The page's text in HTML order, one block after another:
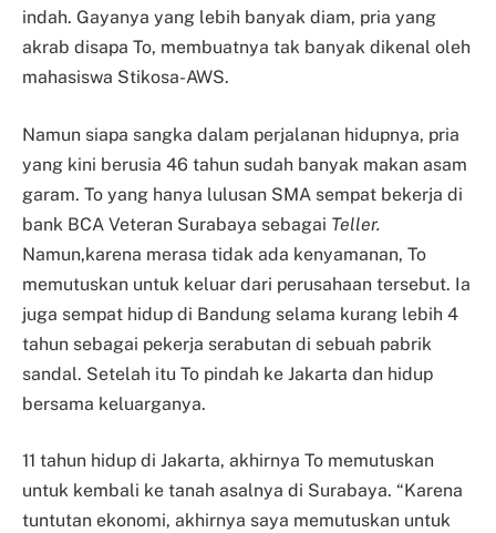
indah. Gayanya yang lebih banyak diam, pria yang
akrab disapa To, membuatnya tak banyak dikenal oleh
mahasiswa Stikosa-AWS.
Namun siapa sangka dalam perjalanan hidupnya, pria
yang kini berusia 46 tahun sudah banyak makan asam
garam. To yang hanya lulusan SMA sempat bekerja di
bank BCA Veteran Surabaya sebagai Teller.
Namun,karena merasa tidak ada kenyamanan, To
memutuskan untuk keluar dari perusahaan tersebut. Ia
juga sempat hidup di Bandung selama kurang lebih 4
tahun sebagai pekerja serabutan di sebuah pabrik
sandal. Setelah itu To pindah ke Jakarta dan hidup
bersama keluarganya.
11 tahun hidup di Jakarta, akhirnya To memutuskan
untuk kembali ke tanah asalnya di Surabaya. “Karena
tuntutan ekonomi, akhirnya saya memutuskan untuk